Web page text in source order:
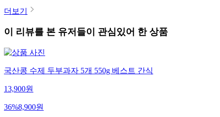
더보기
이 리뷰를 본 유저들이 관심있어 한 상품
국산콩 수제 두부과자 5개 550g 베스트 간식
13,900원
36%8,900원